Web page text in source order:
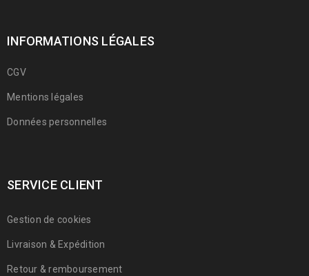
INFORMATIONS LÉGALES
CGV
Mentions légales
Données personnelles
SERVICE CLIENT
Gestion de cookies
Livraison & Expédition
Retour & remboursement